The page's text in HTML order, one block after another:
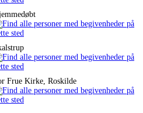
Frue Kirke, Roskilde